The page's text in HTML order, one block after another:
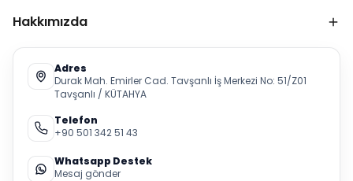
Hakkımızda
Adres
Durak Mah. Emirler Cad. Tavşanlı İş Merkezi No: 51/Z01
Tavşanlı / KÜTAHYA
Telefon
+90 501 342 51 43
Whatsapp Destek
Mesaj gönder